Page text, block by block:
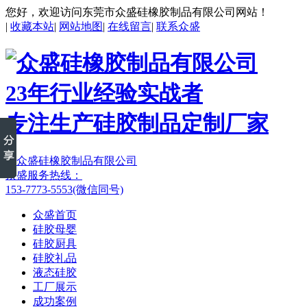
您好，欢迎访问东莞市众盛硅橡胶制品有限公司网站！
| 收藏本站| 网站地图| 在线留言| 联系众盛
23年行业经验实战者
专注生产硅胶制品定制厂家
众盛服务热线：
153-7773-5553(微信同号)
众盛首页
硅胶母婴
硅胶厨具
硅胶礼品
液态硅胶
工厂展示
成功案例